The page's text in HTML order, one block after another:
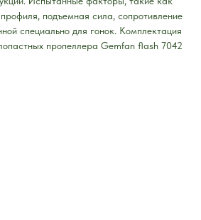
подъемная сила, сопротивление
специально для гонок. Комплектация
пропеллера Gemfan flash 7042